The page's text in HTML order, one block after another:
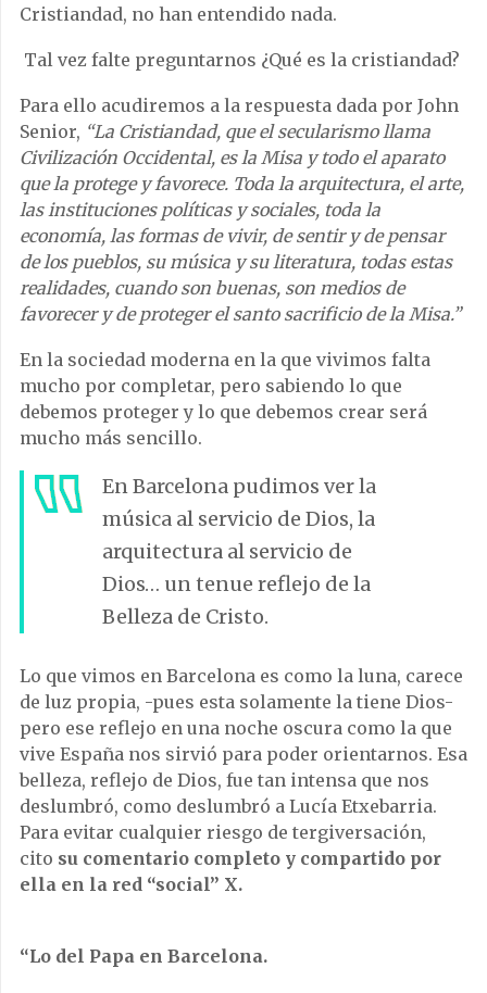
Cristiandad, no han entendido nada.
Tal vez falte preguntarnos ¿Qué es la cristiandad?
Para ello acudiremos a la respuesta dada por John
Senior, “La Cristiandad, que el secularismo llama
Civilización Occidental, es la Misa y todo el aparato
que la protege y favorece. Toda la arquitectura, el arte,
las instituciones políticas y sociales, toda la
economía, las formas de vivir, de sentir y de pensar
de los pueblos, su música y su literatura, todas estas
realidades, cuando son buenas, son medios de
favorecer y de proteger el santo sacrificio de la Misa.”
En la sociedad moderna en la que vivimos falta
mucho por completar, pero sabiendo lo que
debemos proteger y lo que debemos crear será
mucho más sencillo.
En Barcelona pudimos ver la
música al servicio de Dios, la
arquitectura al servicio de
Dios… un tenue reflejo de la
Belleza de Cristo.
Lo que vimos en Barcelona es como la luna, carece
de luz propia, -pues esta solamente la tiene Dios-
pero ese reflejo en una noche oscura como la que
vive España nos sirvió para poder orientarnos. Esa
belleza, reflejo de Dios, fue tan intensa que nos
deslumbró, como deslumbró a Lucía Etxebarria.
Para evitar cualquier riesgo de tergiversación,
cito su comentario completo y compartido por
ella en la red “social” X.
“Lo del Papa en Barcelona.